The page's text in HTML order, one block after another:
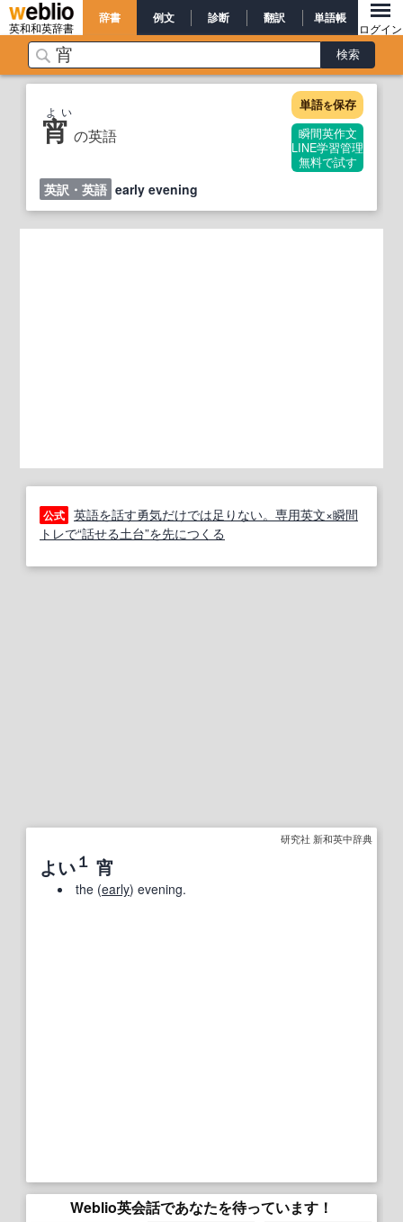
英和和英辞書
辞書 例文 診断 翻訳 単語帳
ログイン
宵 の英語
よい 単語を保存
瞬間英作文
LINE学習管理
無料で試す
英訳・英語 early evening
公式 英語を話す勇気だけでは足りない。専用英文×瞬間
トレで“話せる土台”を先につくる
研究社 新和英中辞典
よい１ 宵
the (early) evening.
Weblio英会話であなたを待っています！